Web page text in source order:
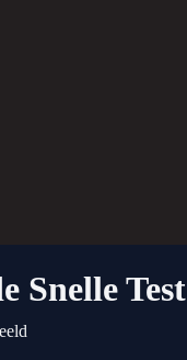
Snelle Test